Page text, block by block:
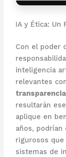
IA y Ética: Un
Con el poder
inteligencia
relevantes
transparencia
resultarán
aplique en
años,
rigurosos
sistemas de